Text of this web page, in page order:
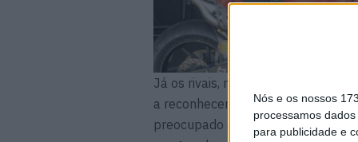
Nós e os nossos
processamos
para publicidade e
Já os rivais, nomeadamente Fabio
a reconhecer a ameaça dos
preocupado e de deixar essa